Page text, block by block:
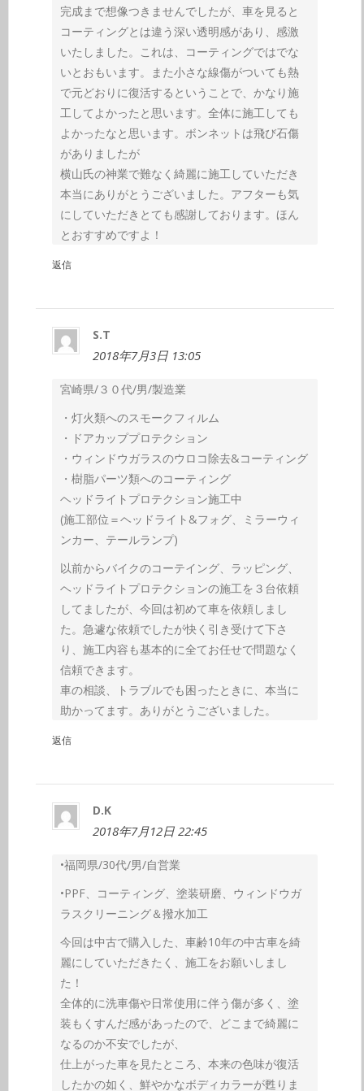
完成まで想像つきませんでしたが、車を見ると
コーティングとは違う深い透明感があり、感激
いたしました。これは、コーティングではでな
いとおもいます。また小さな線傷がついても熱
で元どおりに復活するということで、かなり施
工してよかったと思います。全体に施工しても
よかったなと思います。ボンネットは飛び石傷
がありましたが
横山氏の神業で難なく綺麗に施工していただき
本当にありがとうございました。アフターも気
にしていただきとても感謝しております。ほん
とおすすめですよ！
返信
S.T
2018年7月3日 13:05
宮崎県/３０代/男/製造業
・灯火類へのスモークフィルム
・ドアカッププロテクション
・ウィンドウガラスのウロコ除去&コーティング
・樹脂パーツ類へのコーティング
ヘッドライトプロテクション施工中
(施工部位＝ヘッドライト&フォグ、ミラーウィ
ンカー、テールランプ)
以前からバイクのコーテイング、ラッピング、
ヘッドライトプロテクションの施工を３台依頼
してましたが、今回は初めて車を依頼しまし
た。急遽な依頼でしたが快く引き受けて下さ
り、施工内容も基本的に全てお任せで問題なく
信頼できます。
車の相談、トラブルでも困ったときに、本当に
助かってます。ありがとうございました。
返信
D.K
2018年7月12日 22:45
•福岡県/30代/男/自営業
•PPF、コーティング、塗装研磨、ウィンドウガ
ラスクリーニング＆撥水加工
今回は中古で購入した、車齢10年の中古車を綺
麗にしていただきたく、施工をお願いしまし
た！
全体的に洗車傷や日常使用に伴う傷が多く、塗
装もくすんだ感があったので、どこまで綺麗に
なるのか不安でしたが、
仕上がった車を見たところ、本来の色味が復活
したかの如く、鮮やかなボディカラーが甦りま